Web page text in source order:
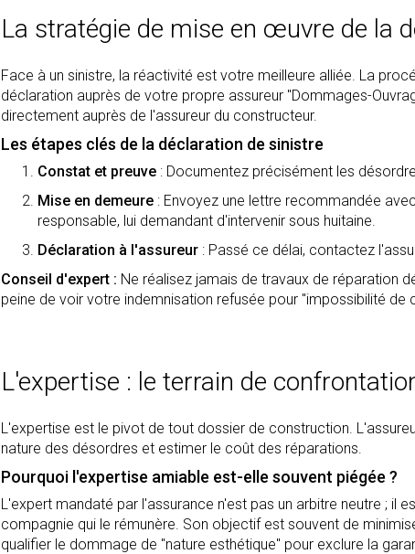
La stratégie de mise en œuvre de la
Face à un sinistre, la réactivité est votre meilleure alliée. La
déclaration auprès de votre propre assureur "Dommages-
directement auprès de l'assureur du constructeur.
Les étapes clés de la déclaration de sinistre
Constat et preuve : Documentez précisément les
Mise en demeure : Envoyez une lettre recommandée
responsable, lui demandant d'intervenir sous huitaine.
Déclaration à l'assureur : Passé ce délai, contactez
Conseil d'expert : Ne réalisez jamais de travaux de réparation
peine de voir votre indemnisation refusée pour "impossibilité
L'expertise : le terrain de
L'expertise est le pivot de tout dossier de construction.
nature des désordres et estimer le coût des réparations.
Pourquoi l'expertise amiable est-elle souvent piégée ?
L'expert mandaté par l'assurance n'est pas un arbitre neutre ; il
compagnie qui le rémunère. Son objectif est souvent de
qualifier le dommage de "nature esthétique" pour exclure la